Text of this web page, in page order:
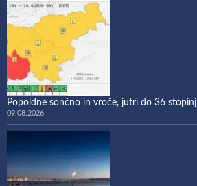
Popoldne sončno in vroče, jutri do 36 stopinj
09.08.2026